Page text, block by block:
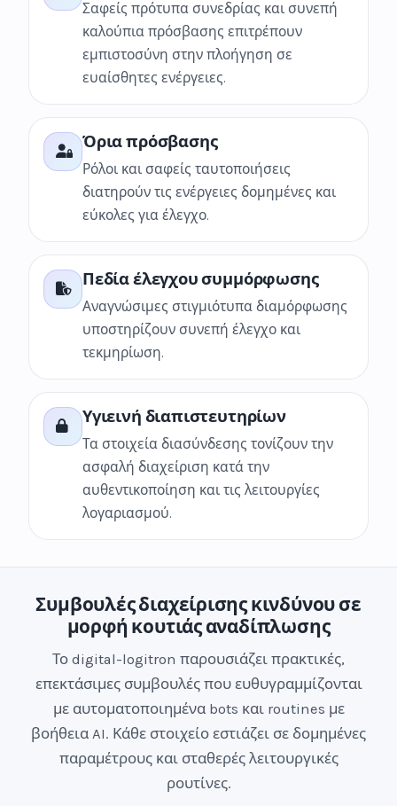
Σαφείς πρότυπα συνεδρίας και συνεπή
καλούπια πρόσβασης επιτρέπουν
εμπιστοσύνη στην πλοήγηση σε
ευαίσθητες ενέργειες.
Όρια πρόσβασης
Ρόλοι και σαφείς ταυτοποιήσεις
διατηρούν τις ενέργειες δομημένες και
εύκολες για έλεγχο.
Πεδία έλεγχου συμμόρφωσης
Αναγνώσιμες στιγμιότυπα διαμόρφωσης
υποστηρίζουν συνεπή έλεγχο και
τεκμηρίωση.
Υγιεινή διαπιστευτηρίων
Τα στοιχεία διασύνδεσης τονίζουν την
ασφαλή διαχείριση κατά την
αυθεντικοποίηση και τις λειτουργίες
λογαριασμού.
Συμβουλές διαχείρισης κινδύνου σε
μορφή κουτιάς αναδίπλωσης
Το digital-logitron παρουσιάζει πρακτικές,
επεκτάσιμες συμβουλές που ευθυγραμμίζονται
με αυτοματοποιημένα bots και routines με
βοήθεια AI. Κάθε στοιχείο εστιάζει σε δομημένες
παραμέτρους και σταθερές λειτουργικές
ρουτίνες.